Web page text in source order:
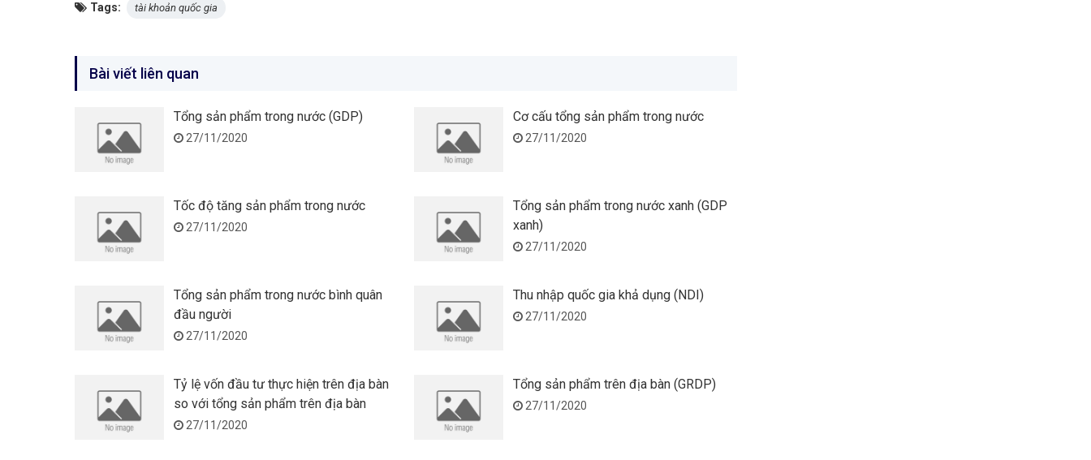
Tags: tài khoản quốc gia
Bài viết liên quan
Tổng sản phẩm trong nước (GDP)
27/11/2020
Cơ cấu tổng sản phẩm trong nước
27/11/2020
Tốc độ tăng sản phẩm trong nước
27/11/2020
Tổng sản phẩm trong nước xanh (GDP
xanh)
27/11/2020
Tổng sản phẩm trong nước bình quân
đầu người
27/11/2020
Thu nhập quốc gia khả dụng (NDI)
27/11/2020
Tỷ lệ vốn đầu tư thực hiện trên địa bàn
so với tổng sản phẩm trên địa bàn
27/11/2020
Tổng sản phẩm trên địa bàn (GRDP)
27/11/2020